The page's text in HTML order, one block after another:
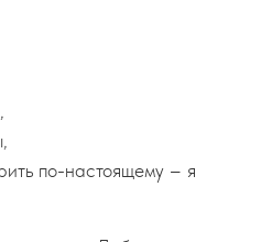
по-настоящему – я